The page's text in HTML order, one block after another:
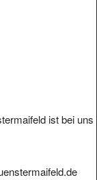
ist bei uns